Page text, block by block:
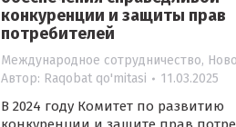
конкуренции и защиты прав
потребителей
Международное сотрудничество,
Автор: Raqobat qo'mitasi 11.03.2025
В 2024 году Комитет по развитию